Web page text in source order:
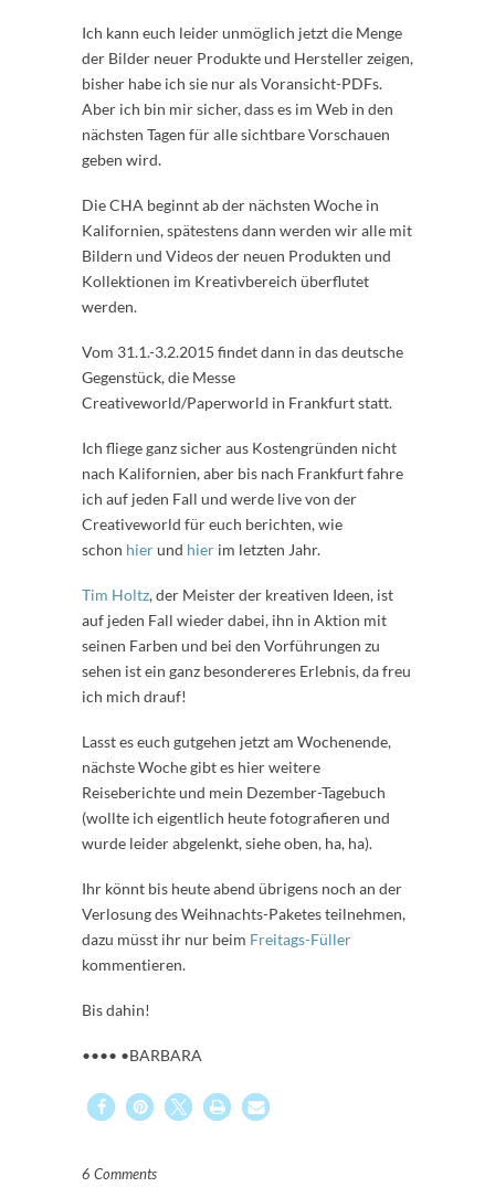
Ich kann euch leider unmöglich jetzt die Menge
der Bilder neuer Produkte und Hersteller zeigen,
bisher habe ich sie nur als Voransicht-PDFs.
Aber ich bin mir sicher, dass es im Web in den
nächsten Tagen für alle sichtbare Vorschauen
geben wird.
Die CHA beginnt ab der nächsten Woche in
Kalifornien, spätestens dann werden wir alle mit
Bildern und Videos der neuen Produkten und
Kollektionen im Kreativbereich überflutet
werden.
Vom 31.1.-3.2.2015 findet dann in das deutsche
Gegenstück, die Messe
Creativeworld/Paperworld in Frankfurt statt.
Ich fliege ganz sicher aus Kostengründen nicht
nach Kalifornien, aber bis nach Frankfurt fahre
ich auf jeden Fall und werde live von der
Creativeworld für euch berichten, wie
schon hierund hier im letzten Jahr.
Tim Holtz, der Meister der kreativen Ideen, ist
auf jeden Fall wieder dabei, ihn in Aktion mit
seinen Farben und bei den Vorführungen zu
sehen ist ein ganz besondereres Erlebnis, da freu
ich mich drauf!
Lasst es euch gutgehen jetzt am Wochenende,
nächste Woche gibt es hier weitere
Reiseberichte und mein Dezember-Tagebuch
(wollte ich eigentlich heute fotografieren und
wurde leider abgelenkt, siehe oben, ha, ha).
Ihr könnt bis heute abend übrigens noch an der
Verlosung des Weihnachts-Paketes teilnehmen,
dazu müsst ihr nur beim Freitags-Füller
kommentieren.
Bis dahin!
•••• •BARBARA
6 Comments